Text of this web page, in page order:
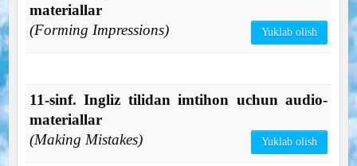
materiallar
(Forming Impressions)
Yuklab olish
11-sinf. Ingliz tilidan imtihon uchun audio-
materiallar
(Making Mistakes)
Yuklab olish